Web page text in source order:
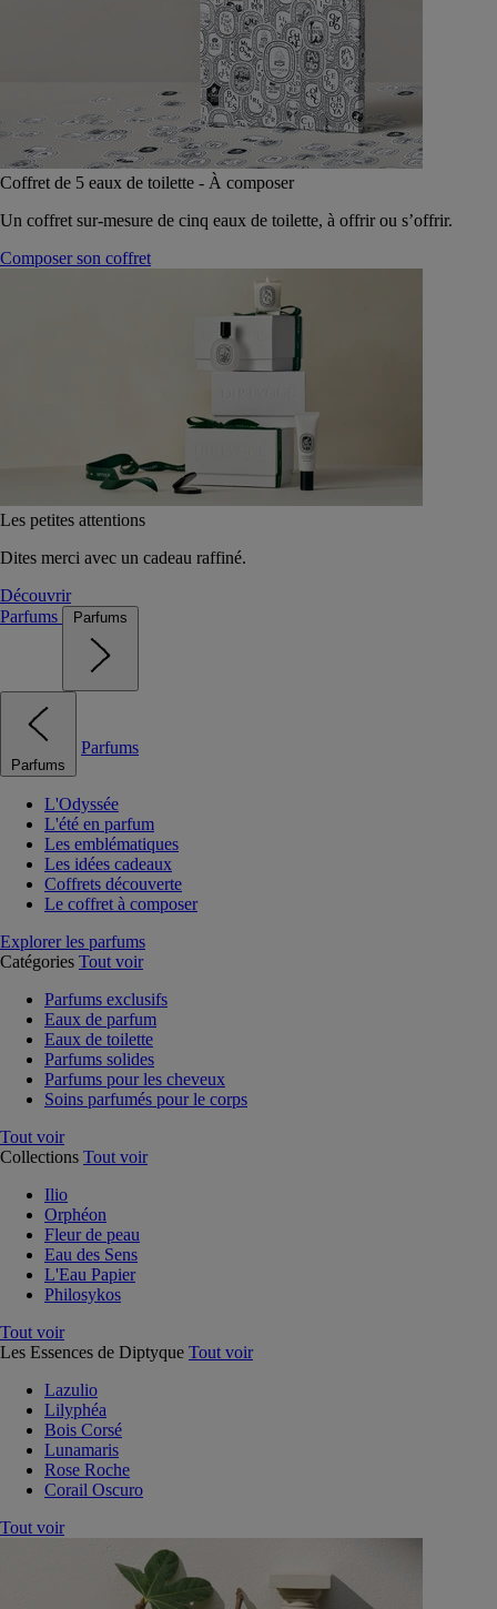
Coffret de 5 eaux de toilette - À composer
Un coffret sur-mesure de cinq eaux de toilette, à offrir ou s’offrir.
Composer son coffret
Les petites attentions
Dites merci avec un cadeau raffiné.
Découvrir
Parfums
Parfums
Parfums
Parfums
L'Odyssée
L'été en parfum
Les emblématiques
Les idées cadeaux
Coffrets découverte
Le coffret à composer
Explorer les parfums
Catégories Tout voir
Parfums exclusifs
Eaux de parfum
Eaux de toilette
Parfums solides
Parfums pour les cheveux
Soins parfumés pour le corps
Tout voir
Collections Tout voir
Ilio
Orphéon
Fleur de peau
Eau des Sens
L'Eau Papier
Philosykos
Tout voir
Les Essences de Diptyque Tout voir
Lazulio
Lilyphéa
Bois Corsé
Lunamaris
Rose Roche
Corail Oscuro
Tout voir